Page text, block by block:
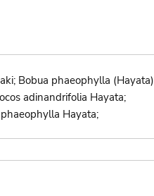
Bobua phaeophylla (Hayata)
adinandrifolia Hayata;
Hayata;